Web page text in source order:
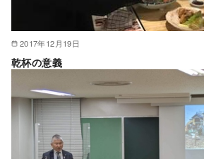
2017年12月19日
乾杯の意義